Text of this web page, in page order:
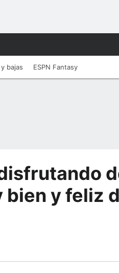
bajas ESPN Fantasy
bien y feliz